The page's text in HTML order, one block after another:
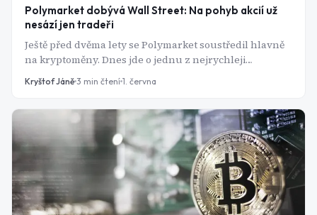
Polymarket dobývá Wall Street: Na pohyb akcií už
nesází jen tradeři
Ještě před dvěma lety se Polymarket soustředil hlavně
na kryptoměny. Dnes jde o jednu z nejrychleji
rostoucích platforem, na které lidé obchodují
pravděpodobnosti budoucích událostí. A stále častěji
objevovat sázky na akciové trhy, úrokové sazby, inflaci
nebo ekonomická rozhodnutí centrálních bank.
Kryštof Jáně 3 min čtení 1. června